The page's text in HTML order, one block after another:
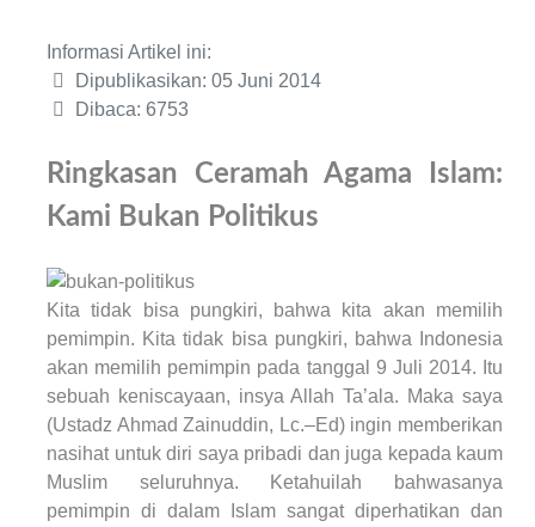
Informasi Artikel ini:
Dipublikasikan: 05 Juni 2014
Dibaca: 6753
Ringkasan Ceramah Agama Islam:
Kami Bukan Politikus
Kita tidak bisa pungkiri, bahwa kita akan memilih
pemimpin. Kita tidak bisa pungkiri, bahwa Indonesia
akan memilih pemimpin pada tanggal 9 Juli 2014. Itu
sebuah keniscayaan, insya Allah Ta’ala. Maka saya
(Ustadz Ahmad Zainuddin, Lc.–Ed) ingin memberikan
nasihat untuk diri saya pribadi dan juga kepada kaum
Muslim seluruhnya. Ketahuilah bahwasanya
pemimpin di dalam Islam sangat diperhatikan dan